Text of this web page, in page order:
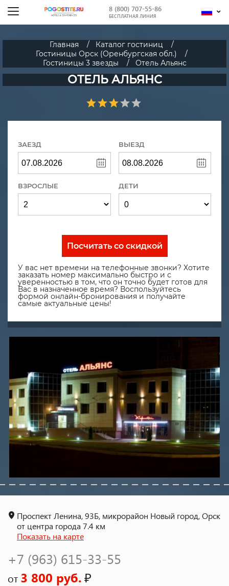
8 (800) 707-55-86
БЕСПЛАТНАЯ ЛИНИЯ
Главная
Каталог гостиниц
Гостиницы Орск (Оренбургская обл.)
Гостиницы 3 звезды
Отель Альянс
ОТЕЛЬ АЛЬЯНС
ЗАЕЗД ВЫЕЗД
ВЗРОСЛЫЕ ДЕТИ
Посчитать со скидкой
У вас нет времени на телефонные звонки? Хотите
заказать номер максимально быстро и с
уверенностью в том, что он точно будет готов для
Вас в назначенное время? Воспользуйтесь
формой онлайн-бронирования и получайте
самые актуальные цены!
Проспект Ленина, 93Б, микрорайон Новый город, Орск
от центра города 7.4 км
Показать на карте
+7 (963) 615-33-55
от 3 800 руб.₽